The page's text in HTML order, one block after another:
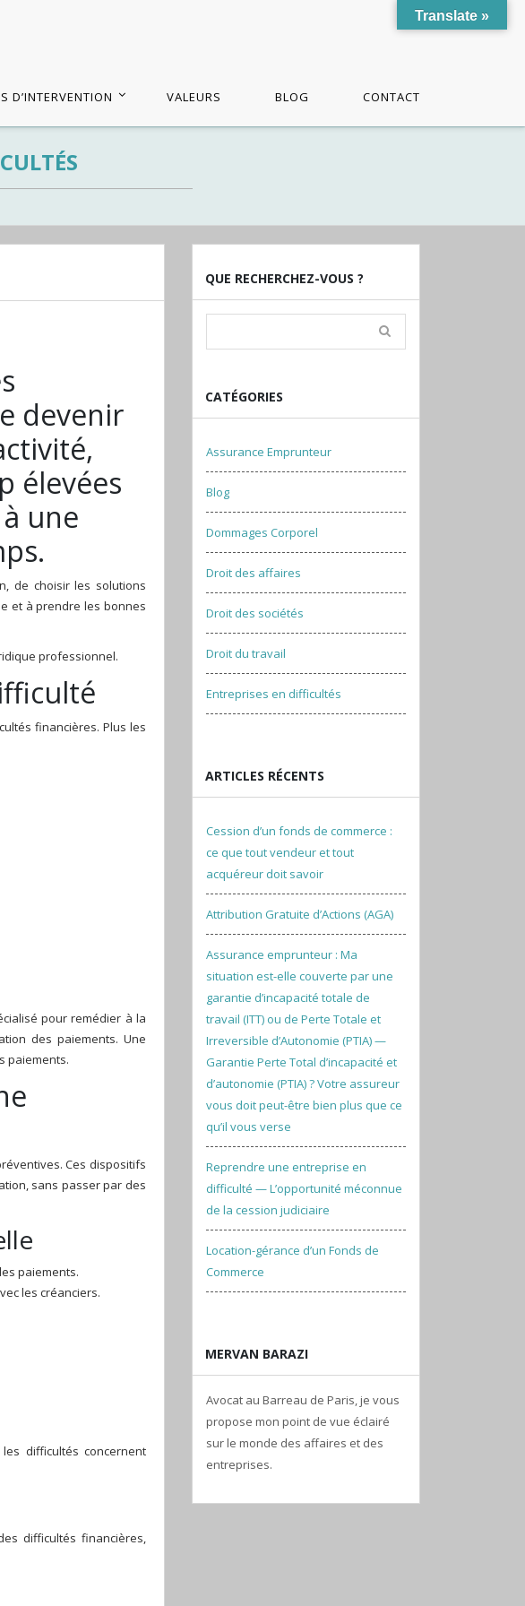
D’INTERVENTION VALEURS BLOG CONTACT
devenir
élevées
une
de choisir les solutions
et à prendre les bonnes
professionnel.
financières. Plus les
pour remédier à la
des paiements. Une
paiements.
Ces dispositifs
sans passer par des
paiements.
les créanciers.
difficultés concernent
difficultés financières,
QUE RECHERCHEZ-VOUS ?
CATÉGORIES
Assurance Emprunteur
Blog
Dommages Corporel
Droit des affaires
Droit des sociétés
Droit du travail
Entreprises en difficultés
ARTICLES RÉCENTS
Cession d’un fonds de commerce :
ce que tout vendeur et tout
acquéreur doit savoir
Attribution Gratuite d’Actions (AGA)
Assurance emprunteur : Ma
situation est-elle couverte par une
garantie d’incapacité totale de
travail (ITT) ou de Perte Totale et
Irreversible d’Autonomie (PTIA) —
Garantie Perte Total d’incapacité et
d’autonomie (PTIA) ? Votre assureur
vous doit peut-être bien plus que ce
qu’il vous verse
Reprendre une entreprise en
difficulté — L’opportunité méconnue
de la cession judiciaire
Location-gérance d’un Fonds de
Commerce
MERVAN BARAZI
Avocat au Barreau de Paris, je vous
propose mon point de vue éclairé
sur le monde des affaires et des
entreprises.
Translate »